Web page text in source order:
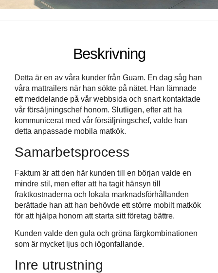
Beskrivning
Detta är en av våra kunder från Guam. En dag såg han
våra mattrailers när han sökte på nätet. Han lämnade
ett meddelande på vår webbsida och snart kontaktade
vår försäljningschef honom. Slutligen, efter att ha
kommunicerat med vår försäljningschef, valde han
detta anpassade mobila matkök.
Samarbetsprocess
Faktum är att den här kunden till en början valde en
mindre stil, men efter att ha tagit hänsyn till
fraktkostnaderna och lokala marknadsförhållanden
berättade han att han behövde ett större mobilt matkök
för att hjälpa honom att starta sitt företag bättre.
Kunden valde den gula och gröna färgkombinationen
som är mycket ljus och iögonfallande.
Inre utrustning